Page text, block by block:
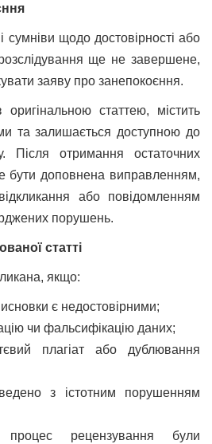
сумніви щодо достовірності або
розслідування ще не завершене,
заяву про занепокоєння.
оригінальною статтею, містить
та залишається доступною до
Після отримання остаточних
бути доповнена виправленням,
або повідомленням
порушень.
статті
якщо:
є недостовірними;
чи фальсифікацію даних;
плагіат або дублювання
з істотним порушенням
рецензування були